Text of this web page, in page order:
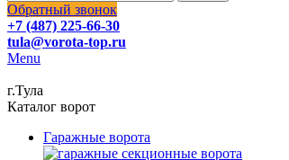
Обратный звонок
+7 (487) 225-66-30
tula@vorota-top.ru
Menu
г.Тула
Каталог ворот
Гаражные ворота